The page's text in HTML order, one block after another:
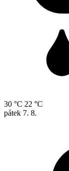
30 °C 22 °C
pátek 7. 8.